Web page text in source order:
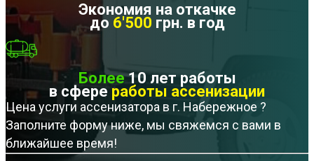
Экономия на откачке
до 6'500 грн. в год
Более10 лет работы
в сфере работы ассенизации
Цена услуги ассенизатора в г. Набережное ?
Заполните форму ниже, мы свяжемся с вами в
ближайшее время!